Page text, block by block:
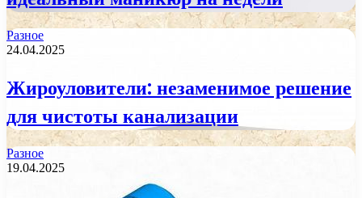
Разное
24.04.2025
Жироуловители: незаменимое решение
для чистоты канализации
Разное
19.04.2025